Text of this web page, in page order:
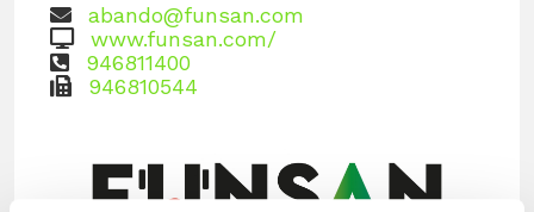
abando@funsan.com
www.funsan.com/
946811400
946810544